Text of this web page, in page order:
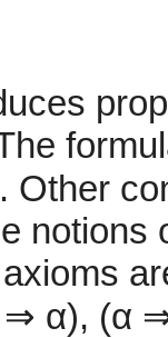
notions
⇒ α), (α